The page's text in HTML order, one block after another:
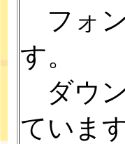
フォ
す。
ダウン
ていま